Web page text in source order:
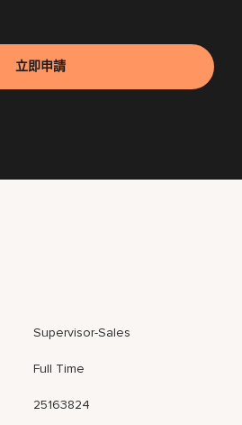
立即申請
Supervisor-Sales
Full Time
25163824